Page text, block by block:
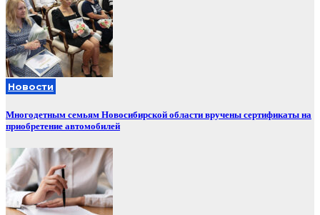
Новости
Многодетным семьям Новосибирской области вручены сертификаты на
приобретение автомобилей